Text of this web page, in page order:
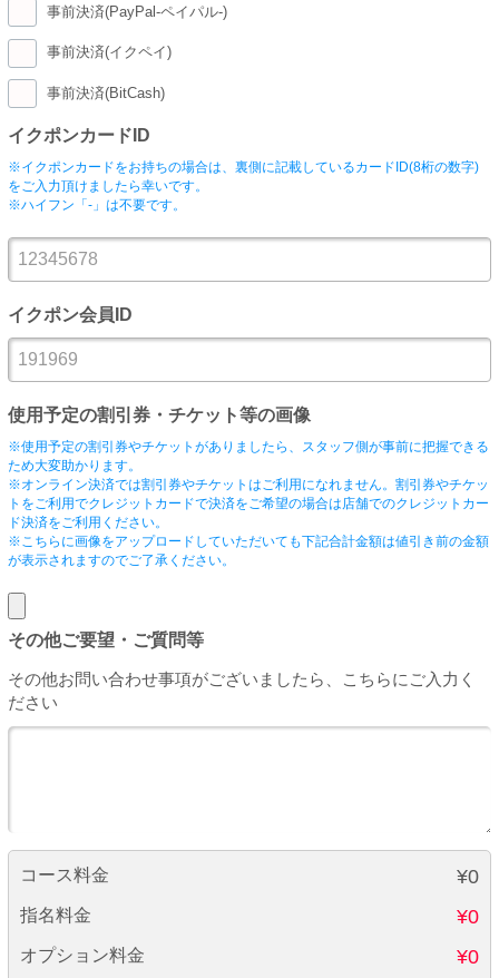
事前決済(PayPal-ペイパル-)
事前決済(イクペイ)
事前決済(BitCash)
イクポンカードID
※イクポンカードをお持ちの場合は、裏側に記載しているカードID(8桁の数字)
をご入力頂けましたら幸いです。
※ハイフン「-」は不要です。
イクポン会員ID
使用予定の割引券・チケット等の画像
※使用予定の割引券やチケットがありましたら、スタッフ側が事前に把握できる
ため大変助かります。
※オンライン決済では割引券やチケットはご利用になれません。割引券やチケッ
トをご利用でクレジットカードで決済をご希望の場合は店舗でのクレジットカー
ド決済をご利用ください。
※こちらに画像をアップロードしていただいても下記合計金額は値引き前の金額
が表示されますのでご了承ください。
その他ご要望・ご質問等
その他お問い合わせ事項がございましたら、こちらにご入力く
ださい
コース料金 ¥0
指名料金 ¥0
オプション料金 ¥0